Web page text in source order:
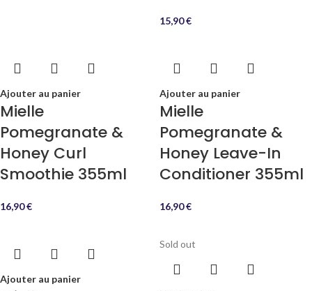
15,90€
Ajouter au panier
Mielle
Pomegranate &
Honey Curl
Smoothie 355ml
16,90€
Ajouter au panier
Mielle
Pomegranate &
Honey Leave-In
Conditioner 355ml
16,90€
Ajouter au panier
Sold out